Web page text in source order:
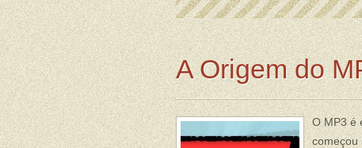
A Origem do
O MP3 é
começou